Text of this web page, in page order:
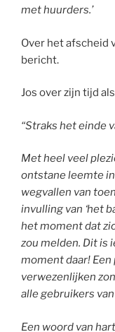
met huurders.’
Over het afscheid
bericht.
Jos over zijn tijd
“Straks het einde
Met heel veel
ontstane leemte
wegvallen van
invulling van ‘het
het moment dat
zou melden. Dit is
moment daar!
verwezenlijken
alle gebruikers van
Een woord van